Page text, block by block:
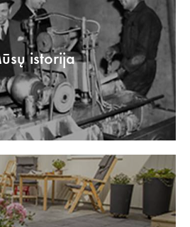
istorija